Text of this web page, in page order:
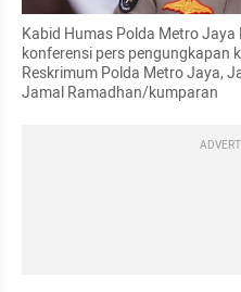
Kabid Humas Polda Metro
konferensi pers pengungkapan
Reskrimum Polda Metro Jaya,
Jamal Ramadhan/kumparan